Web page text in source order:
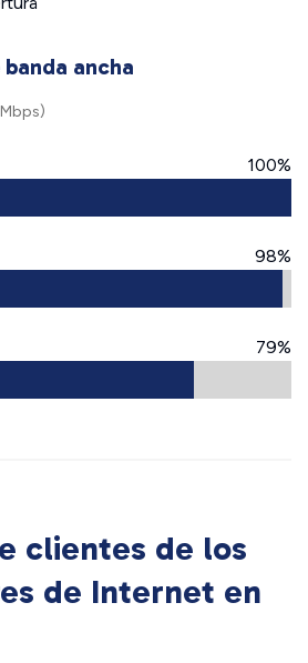
ancha
100%
98%
79%
clientes de los
de Internet en